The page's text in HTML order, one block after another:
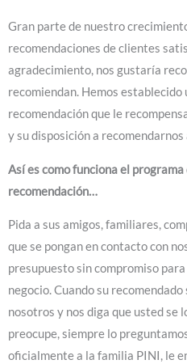
Gran parte de nuestro
recomendaciones de clientes
agradecimiento, nos gustaría
recomiendan. Hemos establecido
recomendación que le
y su disposición a
Así es como funciona el
recomendación…
Pida a sus amigos, familiares,
que se pongan en contacto con
presupuesto sin compromiso
negocio. Cuando su
nosotros y nos diga que usted se
preocupe, siempre lo
oficialmente a la familia PINI, le